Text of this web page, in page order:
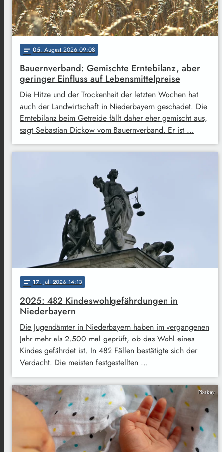
notes 05. August 2026 09:08
Bauernverband: Gemischte Erntebilanz, aber
geringer Einfluss auf Lebensmittelpreise
Die Hitze und der Trockenheit der letzten Wochen hat
auch der Landwirtschaft in Niederbayern geschadet. Die
Erntebilanz beim Getreide fällt daher eher gemischt aus,
sagt Sebastian Dickow vom Bauernverband. Er ist …
notes 17. Juli 2026 14:13
2025: 482 Kindeswohlgefährdungen in
Niederbayern
Die Jugendämter in Niederbayern haben im vergangenen
Jahr mehr als 2.500 mal geprüft, ob das Wohl eines
Kindes gefährdet ist. In 482 Fällen bestätigte sich der
Verdacht. Die meisten festgestellten …
Pixabay